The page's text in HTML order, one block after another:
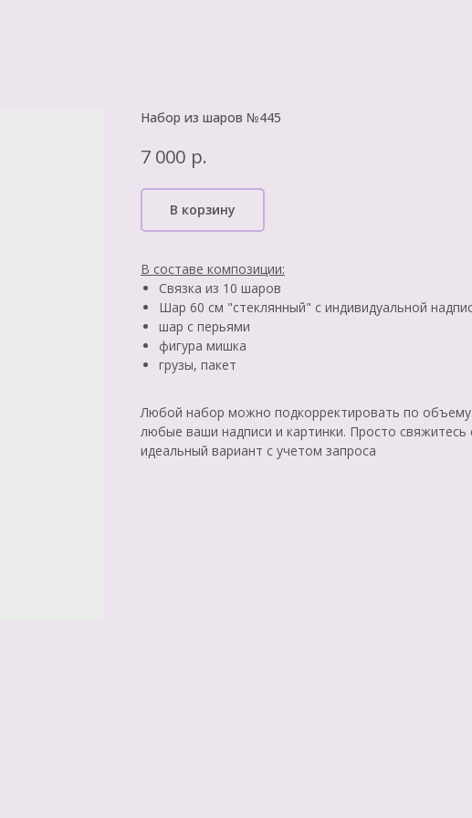
Набор из шаров №445
7 000 р.
В корзину
В составе композиции:
Связка из 10 шаров
Шар 60 см "стеклянный" с индивидуальной
шар с перьями
фигура мишка
грузы, пакет
Любой набор можно подкорректировать по
любые ваши надписи и картинки. Просто
идеальный вариант с учетом запроса